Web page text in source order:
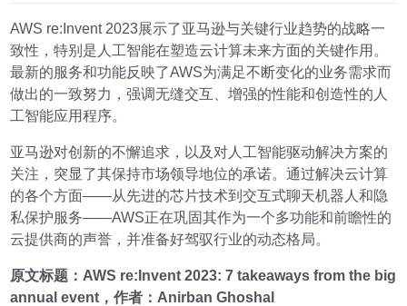
AWS re:Invent 2023展示了亚马逊与关键行业趋势的战略一
致性，特别是人工智能在塑造云计算未来方面的关键作用。
最新的服务和功能反映了AWS为满足不断变化的业务需求而
做出的一致努力，强调无缝交互、增强的性能和创造性的人
工智能应用程序。
亚马逊对创新的不懈追求，以及对人工智能驱动解决方案的
关注，突显了其保持市场领导地位的承诺。通过解决云计算
的各个方面——从先进的芯片技术到交互式聊天机器人和隐
私保护服务——AWS正在巩固其作为一个多功能和前瞻性的
云提供商的声誉，并准备好驾驭行业的动态格局。
原文标题： AWS re:Invent 2023: 7 takeaways from the big
annual event ，作者：Anirban Ghoshal